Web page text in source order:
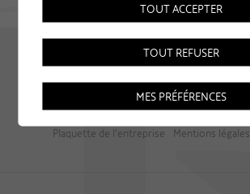
Plaquette de l'entreprise Mentions légales
TOUT ACCEPTER
TOUT REFUSER
MES PRÉFÉRENCES